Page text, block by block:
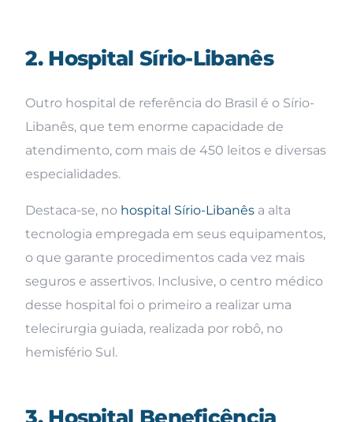
2. Hospital Sírio-Libanês
Outro hospital de referência do Brasil é o Sírio-
Libanês, que tem enorme capacidade de
atendimento, com mais de 450 leitos e diversas
especialidades.
Destaca-se, no hospital Sírio-Libanês a alta
tecnologia empregada em seus equipamentos,
o que garante procedimentos cada vez mais
seguros e assertivos. Inclusive, o centro médico
desse hospital foi o primeiro a realizar uma
telecirurgia guiada, realizada por robô, no
hemisfério Sul.